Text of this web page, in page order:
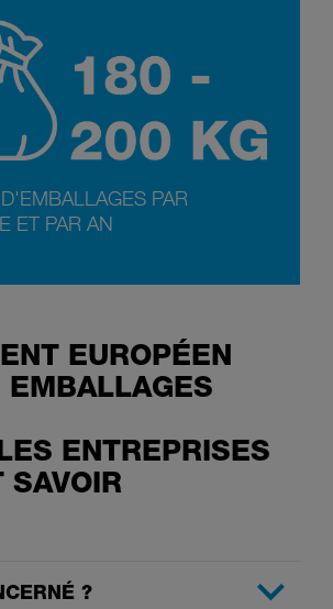
PAR
ET PAR AN
EUROPÉEN
EMBALLAGES
ENTREPRISES
SAVOIR
?